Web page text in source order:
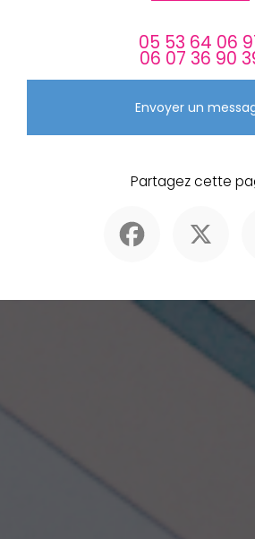
05 53 64 06
06 07 36 90
Envoyer un
Partagez cette